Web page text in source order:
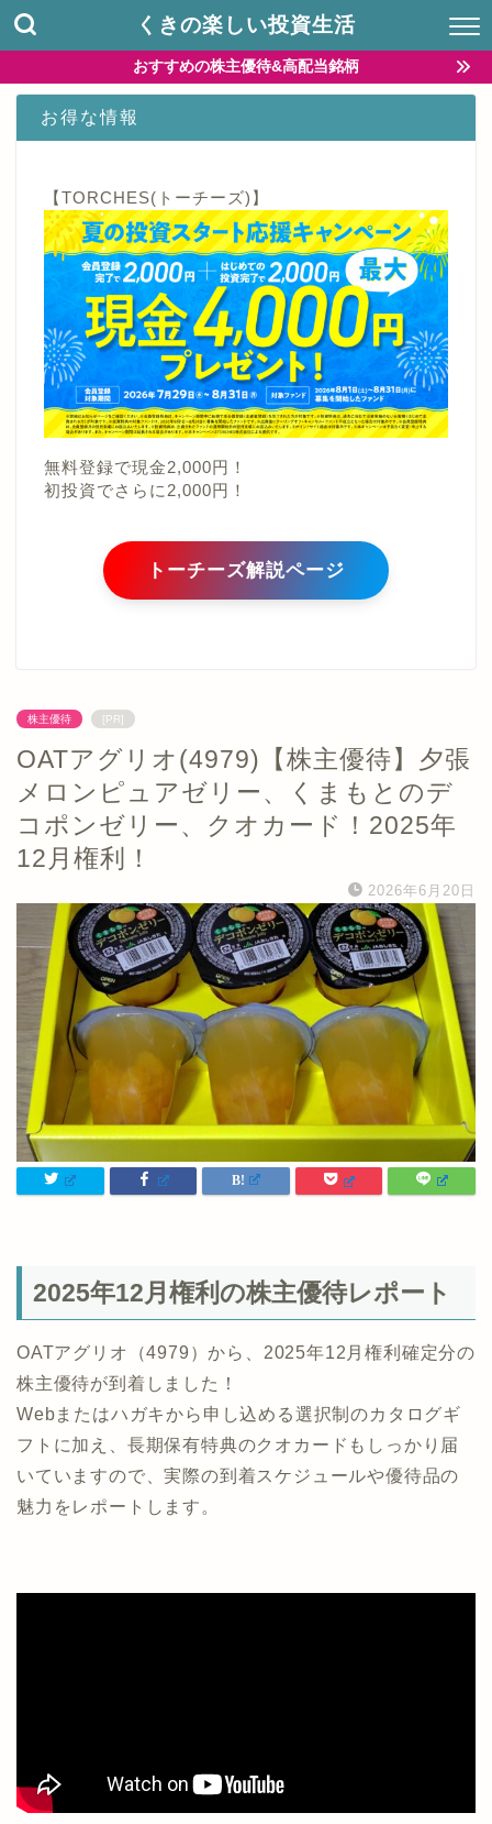
くきの楽しい投資生活
おすすめの株主優待&高配当銘柄
お得な情報
【TORCHES(トーチーズ)】
無料登録で現金2,000円！
初投資でさらに2,000円！
トーチーズ解説ページ
株主優待 [PR]
OATアグリオ(4979)【株主優待】夕張
メロンピュアゼリー、くまもとのデ
コポンゼリー、クオカード！2025年
12月権利！
2026年6月20日
2025年12月権利の株主優待レポート
OATアグリオ（4979）から、2025年12月権利確定分の
株主優待が到着しました！
Webまたはハガキから申し込める選択制のカタログギ
フトに加え、長期保有特典のクオカードもしっかり届
いていますので、実際の到着スケジュールや優待品の
魅力をレポートします。